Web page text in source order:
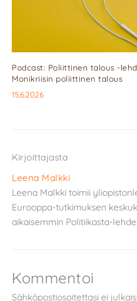
Podcast: Poliittinen talous -
Monikriisin poliittinen talous
15.6.2026
Kirjoittajasta
Leena Malkki
Leena Malkki toimii
Eurooppa-tutkimuksen
aikaisemmin Politiikasta-
Kommentoi
Sähköpostiosoitettasi ei